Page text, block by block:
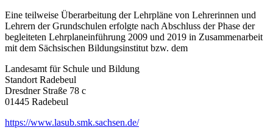
Eine teilweise Überarbeitung der Lehrpläne von Lehrerinnen und
Lehrern der Grundschulen erfolgte nach Abschluss der Phase der
begleiteten Lehrplaneinführung 2009 und 2019 in Zusammenarbeit
mit dem Sächsischen Bildungsinstitut bzw. dem
Landesamt für Schule und Bildung
Standort Radebeul
Dresdner Straße 78 c
01445 Radebeul
https://www.lasub.smk.sachsen.de/